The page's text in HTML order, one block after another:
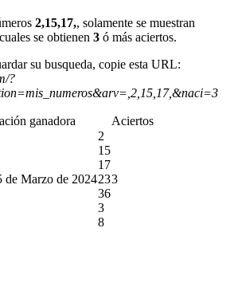
2,15,17,, solamente se muestran
se obtienen 3 ó más aciertos.
su busqueda, copie esta URL:
?
ganadora Aciertos
de Marzo de 2024
2
15
17
23
36
3
8
3